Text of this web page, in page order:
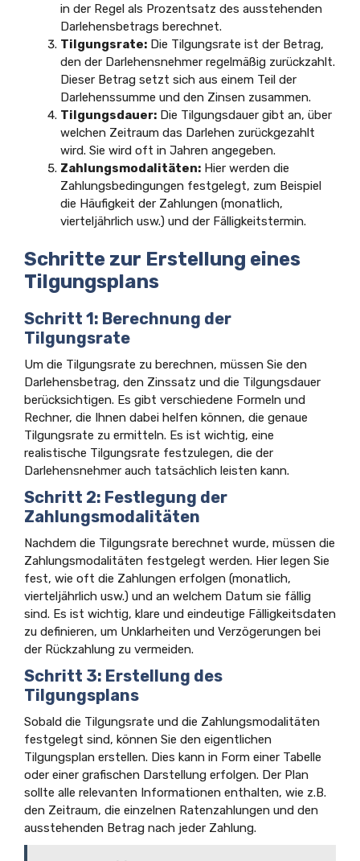
in der Regel als Prozentsatz des ausstehenden
Darlehensbetrags berechnet.
Tilgungsrate: Die Tilgungsrate ist der Betrag,
den der Darlehensnehmer regelmäßig zurückzahlt.
Dieser Betrag setzt sich aus einem Teil der
Darlehenssumme und den Zinsen zusammen.
Tilgungsdauer: Die Tilgungsdauer gibt an, über
welchen Zeitraum das Darlehen zurückgezahlt
wird. Sie wird oft in Jahren angegeben.
Zahlungsmodalitäten: Hier werden die
Zahlungsbedingungen festgelegt, zum Beispiel
die Häufigkeit der Zahlungen (monatlich,
vierteljährlich usw.) und der Fälligkeitstermin.
Schritte zur Erstellung eines
Tilgungsplans
Schritt 1: Berechnung der
Tilgungsrate
Um die Tilgungsrate zu berechnen, müssen Sie den
Darlehensbetrag, den Zinssatz und die Tilgungsdauer
berücksichtigen. Es gibt verschiedene Formeln und
Rechner, die Ihnen dabei helfen können, die genaue
Tilgungsrate zu ermitteln. Es ist wichtig, eine
realistische Tilgungsrate festzulegen, die der
Darlehensnehmer auch tatsächlich leisten kann.
Schritt 2: Festlegung der
Zahlungsmodalitäten
Nachdem die Tilgungsrate berechnet wurde, müssen die
Zahlungsmodalitäten festgelegt werden. Hier legen Sie
fest, wie oft die Zahlungen erfolgen (monatlich,
vierteljährlich usw.) und an welchem Datum sie fällig
sind. Es ist wichtig, klare und eindeutige Fälligkeitsdaten
zu definieren, um Unklarheiten und Verzögerungen bei
der Rückzahlung zu vermeiden.
Schritt 3: Erstellung des
Tilgungsplans
Sobald die Tilgungsrate und die Zahlungsmodalitäten
festgelegt sind, können Sie den eigentlichen
Tilgungsplan erstellen. Dies kann in Form einer Tabelle
oder einer grafischen Darstellung erfolgen. Der Plan
sollte alle relevanten Informationen enthalten, wie z.B.
den Zeitraum, die einzelnen Ratenzahlungen und den
ausstehenden Betrag nach jeder Zahlung.